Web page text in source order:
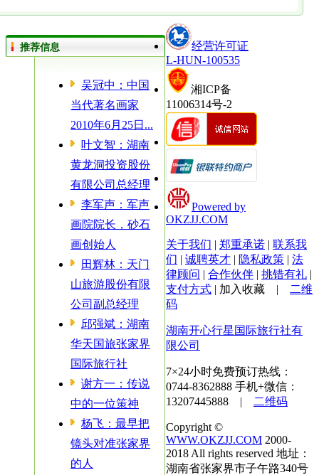
推荐信息
吴冠中：中国
当代著名画家
2010年6月25日...
叶文智：湖南
黄龙洞投资股份
有限公司总经理
李军声：军声
画院院长，砂石
画创始人
田辉林：天门
山旅游股份有限
公司副总经理
邱强斌：湖南
华天国旅张家界
国际旅行社
谢方一：传说
中的一位策神
杨飞：最早把
镜头对准张家界
的人
经营许可证
L-HUN-100535
湘ICP备
11006314号-2
Powered by
OKZJJ.COM
关于我们 | 郑重承诺 | 联系我
们 | 诚聘英才 | 隐私政策 | 法
律顾问 | 合作伙伴 | 挑错有礼 |
支付方式 | 加入收藏 |
二维
码
湖南开心行星国际旅行社有
限公司
7×24小时免费预订热线：
0744-8362888 手机+微信：
13207445888 |
二维码
Copyright ©
WWW.OKZJJ.COM 2000-
2018 All rights reserved 地址：
湖南省张家界市子午路340号